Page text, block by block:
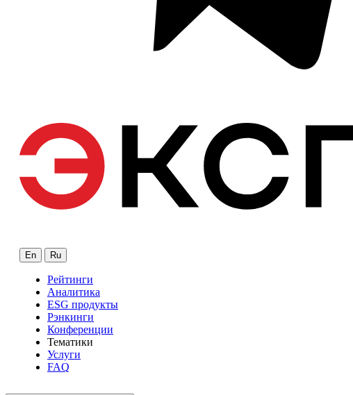
En Ru
Рейтинги
Аналитика
ESG продукты
Рэнкинги
Конференции
Тематики
Услуги
FAQ